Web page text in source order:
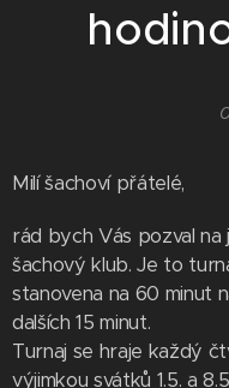
Milí šachoví přátelé,
rád bych Vás pozval
šachový klub. Je to
stanovena na 60 minut
dalších 15 minut.
Turnaj se hraje každý
výjimkou svátků 1.5. a